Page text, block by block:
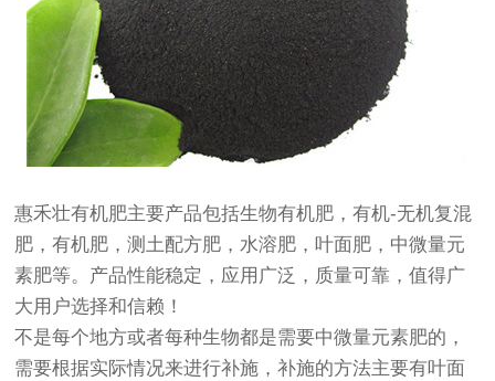
惠禾壮有机肥主要产品包括生物有机肥，有机-无机复混
肥，有机肥，测土配方肥，水溶肥，叶面肥，中微量元
素肥等。产品性能稳定，应用广泛，质量可靠，值得广
大用户选择和信赖！
不是每个地方或者每种生物都是需要中微量元素肥的，
需要根据实际情况来进行补施，补施的方法主要有叶面